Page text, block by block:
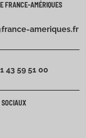
FRANCE-AMÉRIQUES
ameriques.fr
43 59 51 00